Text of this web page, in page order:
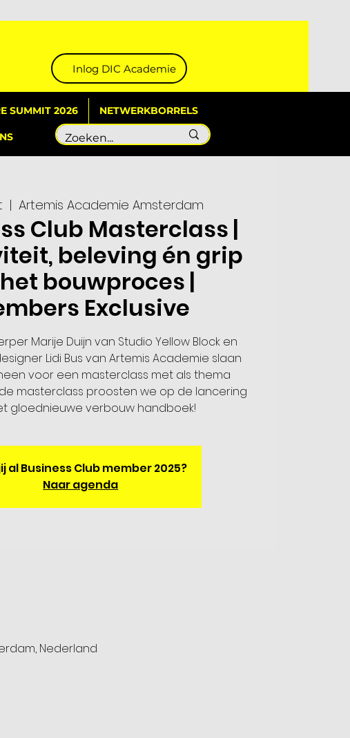
Inlog DIC Academie
SUMMIT 2026 NETWERKBORRELS
  |
Artemis Academie Amsterdam
Club Masterclass |
beleving én grip
bouwproces |
Exclusive
Marije Duijn van Studio Yellow Block en
Lidi Bus van Artemis Academie slaan
voor een masterclass met als thema
masterclass proosten we op de lancering
gloednieuwe verbouw handboek!
al Business Club member 2025?
Naar agenda
Nederland